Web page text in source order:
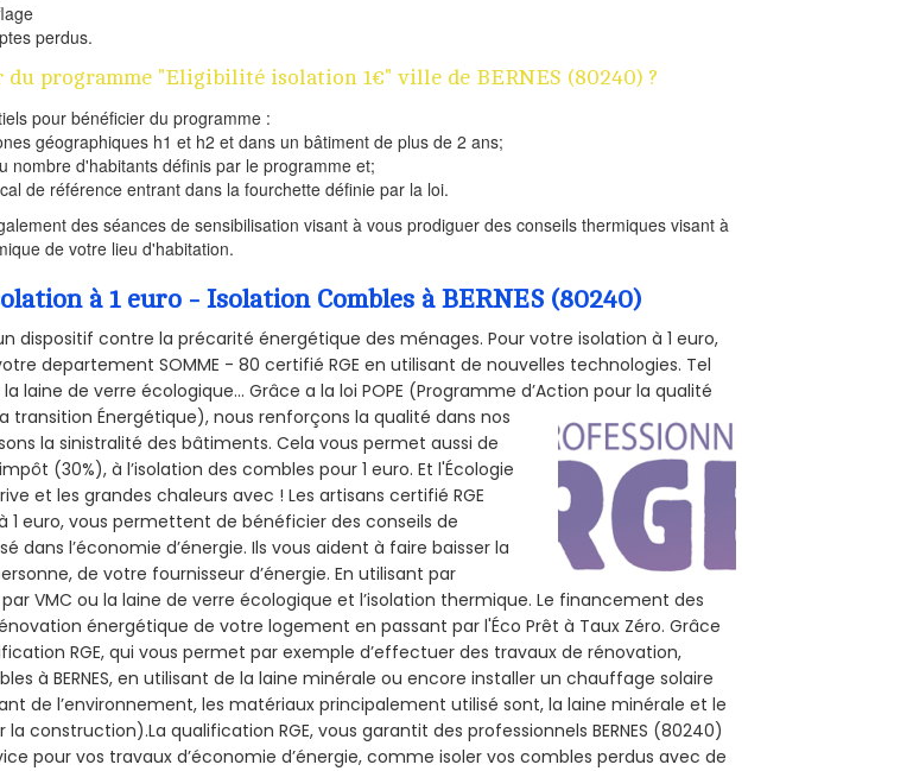
perdus.
programme "Eligibilité isolation 1€" ville de BERNES (80240) ?
pour bénéficier du programme :
géographiques h1 et h2 et dans un bâtiment de plus de 2 ans;
nombre d'habitants définis par le programme et;
de référence entrant dans la fourchette définie par la loi.
des séances de sensibilisation visant à vous prodiguer des conseils thermiques visant à
de votre lieu d'habitation.
à 1 euro - Isolation Combles à BERNES (80240)
dispositif contre la précarité énergétique des ménages. Pour votre isolation à 1 euro,
departement SOMME - 80 certifié RGE en utilisant de nouvelles technologies. Tel
laine de verre écologique... Grâce a la loi POPE (Programme d’Action pour la qualité
transition Énergétique), nous renforçons la qualité dans nos
la sinistralité des bâtiments. Cela vous permet aussi de
(30%), à l’isolation des combles pour 1 euro. Et l'Écologie
et les grandes chaleurs avec ! Les artisans certifié RGE
à 1 euro, vous permettent de bénéficier des conseils de
dans l’économie d’énergie. Ils vous aident à faire baisser la
de votre fournisseur d’énergie. En utilisant par
VMC ou la laine de verre écologique et l’isolation thermique. Le financement des
énergétique de votre logement en passant par l'Éco Prêt à Taux Zéro. Grâce
RGE, qui vous permet par exemple d’effectuer des travaux de rénovation,
à BERNES, en utilisant de la laine minérale ou encore installer un chauffage solaire
de l’environnement, les matériaux principalement utilisé sont, la laine minérale et le
construction).La qualification RGE, vous garantit des professionnels BERNES (80240)
pour vos travaux d’économie d’énergie, comme isoler vos combles perdus avec de